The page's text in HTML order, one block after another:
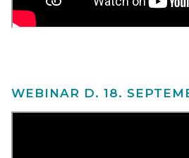
WEBINAR D. 18.